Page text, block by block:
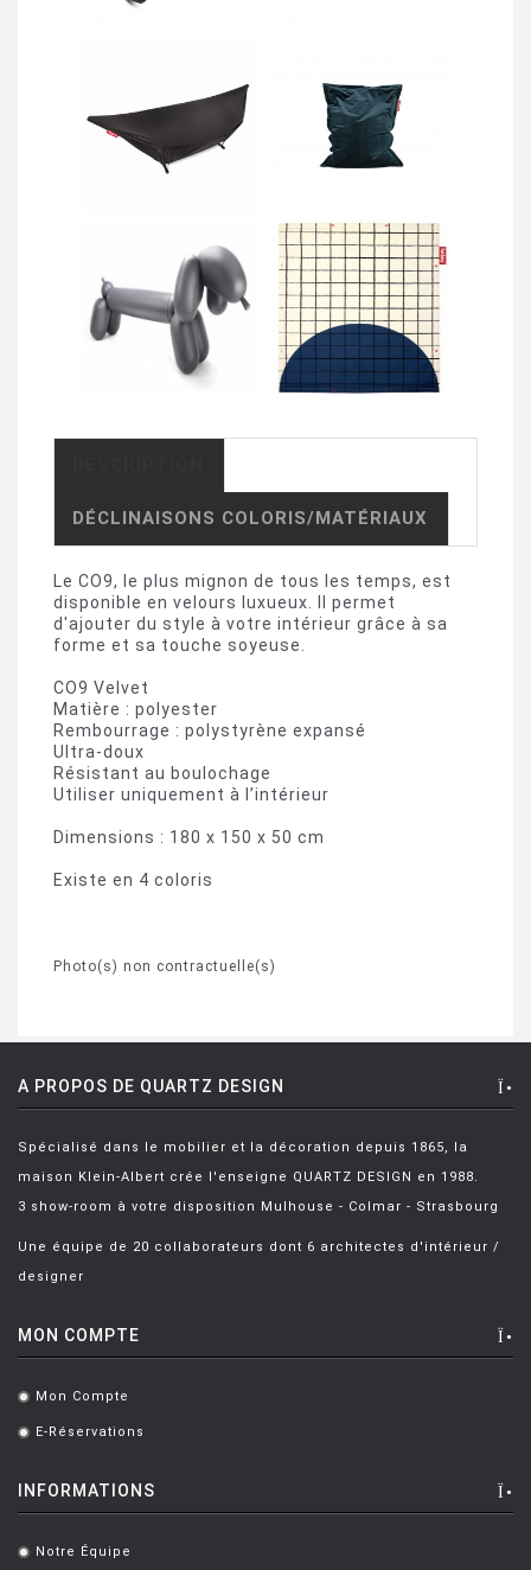
DÉCLINAISONS COLORIS/MATÉRIAUX
Le CO9, le plus mignon de tous les temps, est
disponible en velours luxueux. Il permet
d'ajouter du style à votre intérieur grâce à sa
forme et sa touche soyeuse.
CO9 Velvet
Matière : polyester
Rembourrage : polystyrène expansé
Ultra-doux
Résistant au boulochage
Utiliser uniquement à l’intérieur
Dimensions : 180 x 150 x 50 cm
Existe en 4 coloris
Photo(s) non contractuelle(s)
A PROPOS DE QUARTZ DESIGN
Spécialisé dans le mobilier et la décoration depuis 1865, la
maison Klein-Albert crée l'enseigne QUARTZ DESIGN en 1988.
3 show-room à votre disposition Mulhouse - Colmar - Strasbourg
Une équipe de 20 collaborateurs dont 6 architectes d'intérieur /
designer
MON COMPTE
. Mon Compte
. E-Réservations
INFORMATIONS
. Notre Équipe